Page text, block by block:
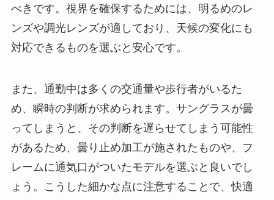
べきです。視界を確保するためには、明るめのレ
ンズや調光レンズが適しており、天候の変化にも
対応できるものを選ぶと安心です。
また、通勤中は多くの交通量や歩行者がいるた
め、瞬時の判断が求められます。サングラスが曇
ってしまうと、その判断を遅らせてしまう可能性
があるため、曇り止め加工が施されたものや、フ
レームに通気口がついたモデルを選ぶと良いでし
ょう。こうした細かな点に注意することで、快適